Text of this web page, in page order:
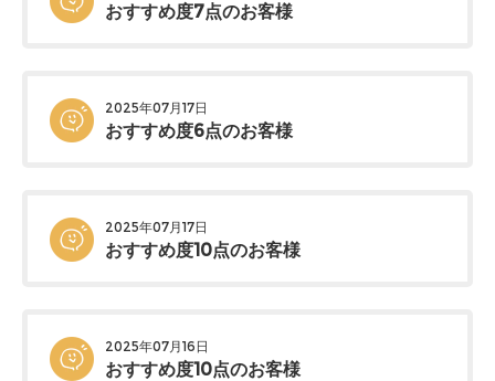
おすすめ度7点のお客様
2025年07月17日
おすすめ度6点のお客様
2025年07月17日
おすすめ度10点のお客様
2025年07月16日
おすすめ度10点のお客様